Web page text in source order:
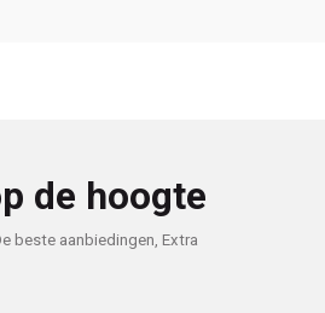
de hoogte
beste aanbiedingen, Extra